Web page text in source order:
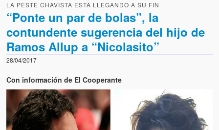
LA PESTE CHAVISTA ESTA LLEGANDO A SU FIN
“Ponte un par de bolas”, la
contundente sugerencia del hijo de
Ramos Allup a “Nicolasito”
28/04/2017
Con información de El Cooperante